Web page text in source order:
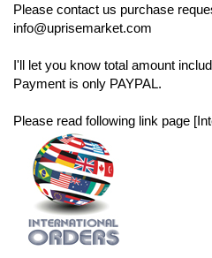
Please contact us purchase
info@uprisemarket.com
I'll let you know total amount
Payment is only PAYPAL.
Please read following link page